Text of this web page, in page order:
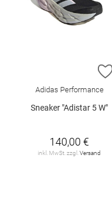
Adidas Performance
Sneaker "Adistar 5 W"
140,00 €
inkl. MwSt. zzgl. Versand